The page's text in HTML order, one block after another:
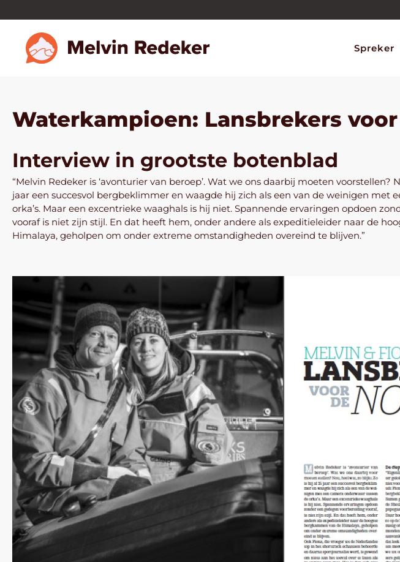
Spreker
Waterkampioen: Lansbrekers
Interview in grootste botenblad
“Melvin Redeker is ‘avonturier van beroep’. Wat we ons daarbij moeten voorstellen?
jaar een succesvol bergbeklimmer en waagde hij zich als een van de weinigen met
orka’s. Maar een excentrieke waaghals is hij niet. Spannende ervaringen opdoen
vooraf is niet zijn stijl. En dat heeft hem, onder andere als expeditieleider naar de
Himalaya, geholpen om onder extreme omstandigheden overeind te blijven.”